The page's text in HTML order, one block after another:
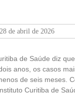
28 de abril de 2026
de Saúde diz
anos, os casos
de seis meses.
Curitiba de